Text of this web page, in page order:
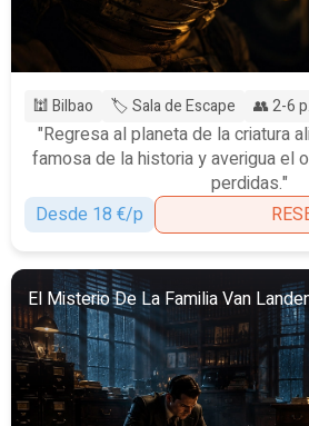
🕍 Bilbao 🏷️ Sala de Escape 👥 2-6 p.
"Regresa al planeta de la criatura
famosa de la historia y averigua el
perdidas."
Desde 18 €/p
El Misterio De La Familia Van